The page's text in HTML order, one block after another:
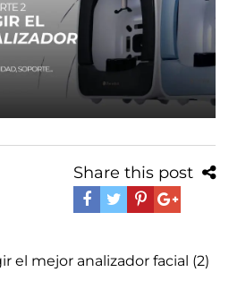
Share this post
el mejor analizador facial (2)